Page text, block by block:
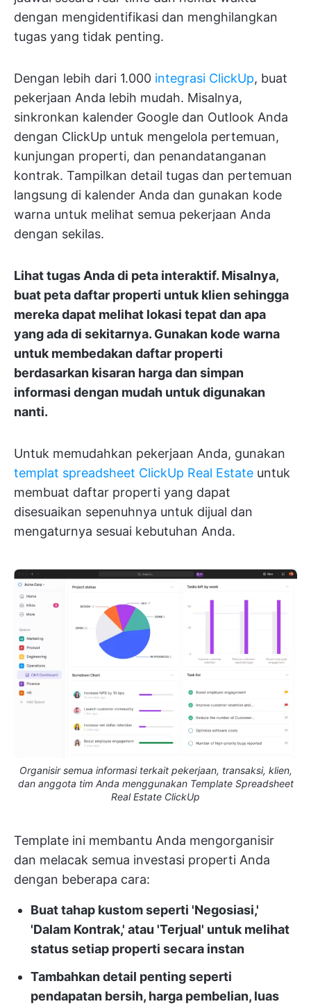
dengan mengidentifikasi dan menghilangkan
tugas yang tidak penting.
Dengan lebih dari 1.000 integrasi ClickUp, buat
pekerjaan Anda lebih mudah. Misalnya,
sinkronkan kalender Google dan Outlook Anda
dengan ClickUp untuk mengelola pertemuan,
kunjungan properti, dan penandatanganan
kontrak. Tampilkan detail tugas dan pertemuan
langsung di kalender Anda dan gunakan kode
warna untuk melihat semua pekerjaan Anda
dengan sekilas.
Lihat tugas Anda di peta interaktif. Misalnya,
buat peta daftar properti untuk klien sehingga
mereka dapat melihat lokasi tepat dan apa
yang ada di sekitarnya. Gunakan kode warna
untuk membedakan daftar properti
berdasarkan kisaran harga dan simpan
informasi dengan mudah untuk digunakan
nanti.
Untuk memudahkan pekerjaan Anda, gunakan
templat spreadsheet ClickUp Real Estate untuk
membuat daftar properti yang dapat
disesuaikan sepenuhnya untuk dijual dan
mengaturnya sesuai kebutuhan Anda.
Organisir semua informasi terkait pekerjaan, transaksi, klien,
dan anggota tim Anda menggunakan Template Spreadsheet
Real Estate ClickUp
Template ini membantu Anda mengorganisir
dan melacak semua investasi properti Anda
dengan beberapa cara:
Buat tahap kustom seperti 'Negosiasi,'
'Dalam Kontrak,' atau 'Terjual' untuk melihat
status setiap properti secara instan
Tambahkan detail penting seperti
pendapatan bersih, harga pembelian, luas